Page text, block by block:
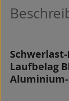
Laufbelag